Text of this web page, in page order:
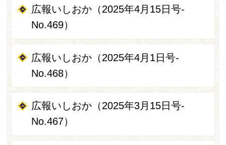
広報いしおか（2025年4月15日号-
No.469）
広報いしおか（2025年4月1日号-
No.468）
広報いしおか（2025年3月15日号-
No.467）